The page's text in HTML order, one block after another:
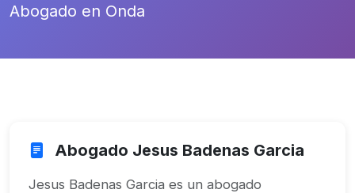
Abogado en Onda
Abogado Jesus Badenas Garcia
Jesus Badenas Garcia es un abogado